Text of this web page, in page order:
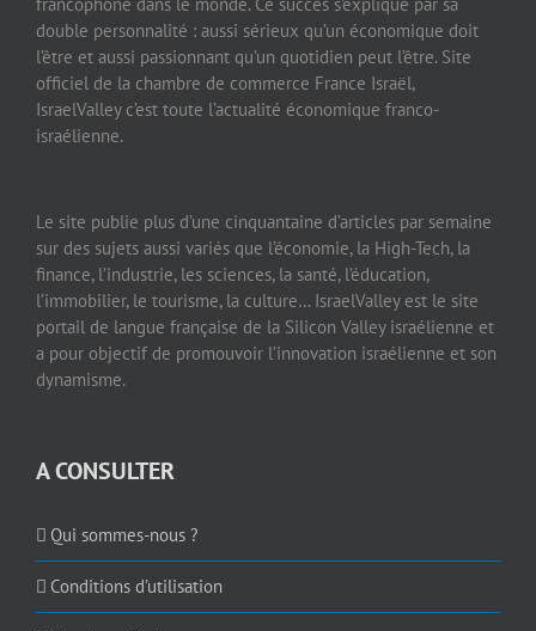
double personnalité : aussi sérieux qu’un économique doit
l’être et aussi passionnant qu’un quotidien peut l’être. Site
officiel de la chambre de commerce France Israël,
IsraelValley c’est toute l’actualité économique franco-
israélienne.
Le site publie plus d’une cinquantaine d’articles par semaine
sur des sujets aussi variés que l’économie, la High-Tech, la
finance, l’industrie, les sciences, la santé, l’éducation,
l’immobilier, le tourisme, la culture… IsraelValley est le site
portail de langue française de la Silicon Valley israélienne et
a pour objectif de promouvoir l’innovation israélienne et son
dynamisme.
A CONSULTER
Qui sommes-nous ?
Conditions d’utilisation